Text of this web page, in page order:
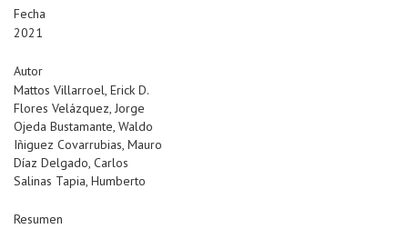
Fecha
2021
Autor
Mattos Villarroel, Erick D.
Flores Velázquez, Jorge
Ojeda Bustamante, Waldo
Iñiguez Covarrubias, Mauro
Díaz Delgado, Carlos
Salinas Tapia, Humberto
Resumen